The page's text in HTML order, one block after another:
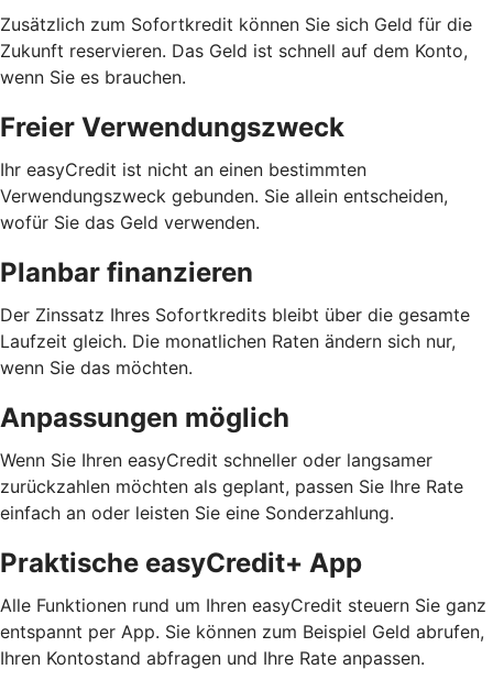
Zusätzlich zum Sofortkredit können Sie sich Geld für die
Zukunft reservieren. Das Geld ist schnell auf dem Konto,
wenn Sie es brauchen.
Freier Verwendungszweck
Ihr easyCredit ist nicht an einen bestimmten
Verwendungszweck gebunden. Sie allein entscheiden,
wofür Sie das Geld verwenden.
Planbar finanzieren
Der Zinssatz Ihres Sofortkredits bleibt über die gesamte
Laufzeit gleich. Die monatlichen Raten ändern sich nur,
wenn Sie das möchten.
Anpassungen möglich
Wenn Sie Ihren easyCredit schneller oder langsamer
zurückzahlen möchten als geplant, passen Sie Ihre Rate
einfach an oder leisten Sie eine Sonderzahlung.
Praktische easyCredit+ App
Alle Funktionen rund um Ihren easyCredit steuern Sie ganz
entspannt per App. Sie können zum Beispiel Geld abrufen,
Ihren Kontostand abfragen und Ihre Rate anpassen.